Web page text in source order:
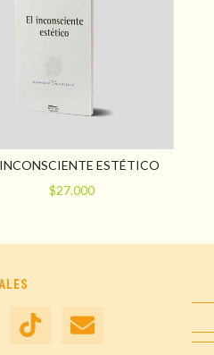
ESTÉTICO
$27.000